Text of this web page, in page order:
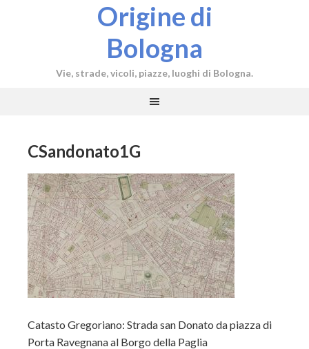
Origine di
Bologna
Vie, strade, vicoli, piazze, luoghi di Bologna.
CSandonato1G
Catasto Gregoriano: Strada san Donato da piazza di
Porta Ravegnana al Borgo della Paglia